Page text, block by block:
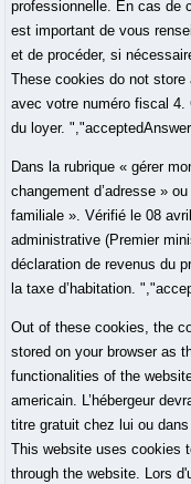
professionnelle. En cas de
est important de vous
et de procéder, si
These cookies do not store
avec votre numéro fiscal 4.
du loyer.
Dans la rubrique « gérer
changement d’adresse »
familiale ». Vérifié le 08
administrative (Premier
déclaration de revenus du
la taxe d’habitation.
Out of these cookies, the
stored on your browser as
functionalities of the
americain. L’hébergeur
titre gratuit chez lui ou
This website uses cookies
through the website. Lors